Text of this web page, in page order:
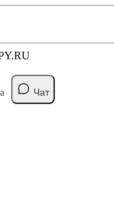
Чат